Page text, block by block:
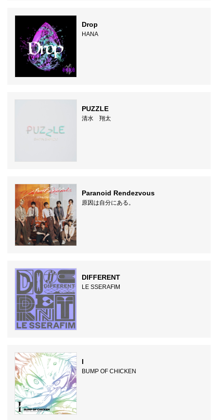
Drop
HANA
PUZZLE
清水 翔太
Paranoid Rendezvous
原因は自分にある。
DIFFERENT
LE SSERAFIM
I
BUMP OF CHICKEN